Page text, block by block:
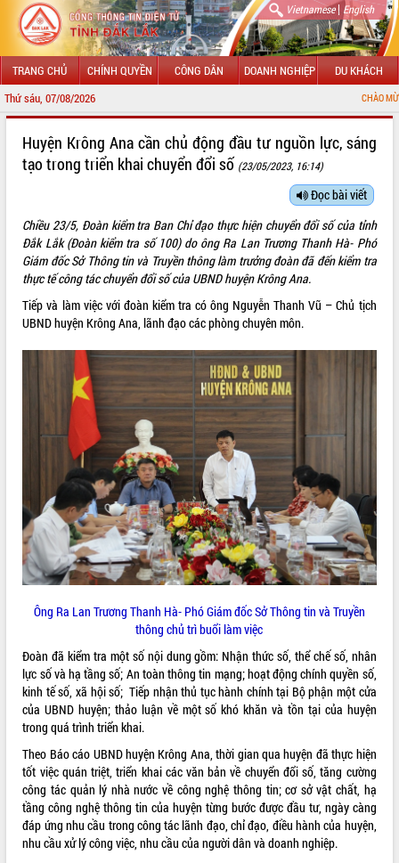
Vietnamese| English
TRANG CHỦ CHÍNH QUYỀN CÔNG DÂN DOANH NGHIỆP DU KHÁCH
Thứ sáu, 07/08/2026 CHÀO MỪNG ĐẾN VỚI CỔNG
LÃNH ĐẠO UBND TỈNH
SỞ, BAN, NGÀNH
UBND CÁC XÃ, PHƯỜNG
THÔNG TIN CHỈ ĐẠO ĐIỀU HÀNH
HỆ THỐNG VĂN BẢN
VĂN BẢN HĐND TỈNH
ĐIỂM TIN VĂN BẢN
QUY HOẠCH - KẾ HOẠCH
VIDEO
Không có file video nào để phát.
Huyện Krông Ana cần chủ động đầu tư nguồn lực, sáng
tạo trong triển khai chuyển đổi số (23/05/2023, 16:14)
Đọc bài viết
Chiều 23/5, Đoàn kiểm tra Ban Chỉ đạo thực hiện chuyển đổi số của tỉnh
Đắk Lắk (Đoàn kiểm tra số 100) do ông Ra Lan Trương Thanh Hà- Phó
Giám đốc Sở Thông tin và Truyền thông làm trưởng đoàn đã đến kiểm tra
thực tế công tác chuyển đổi số của UBND huyện Krông Ana.
Tiếp và làm việc với đoàn kiểm tra có ông Nguyễn Thanh Vũ – Chủ tịch
UBND huyện Krông Ana, lãnh đạo các phòng chuyên môn.
Ông Ra Lan Trương Thanh Hà- Phó Giám đốc Sở Thông tin và Truyền
thông chủ trì buổi làm việc
Đoàn đã kiểm tra một số nội dung gồm: Nhận thức số, thể chế số, nhân
lực số và hạ tầng số; An toàn thông tin mạng; hoạt động chính quyền số,
kinh tế số, xã hội số; Tiếp nhận thủ tục hành chính tại Bộ phận một cửa
của UBND huyện; thảo luận về một số khó khăn và tồn tại của huyện
trong quá trình triển khai.
Theo Báo cáo UBND huyện Krông Ana, thời gian qua huyện đã thực hiện
tốt việc quán triệt, triển khai các văn bản về chuyển đổi số, tăng cường
công tác quản lý nhà nước về công nghệ thông tin; cơ sở vật chất, hạ
tầng công nghệ thông tin của huyện từng bước được đầu tư, ngày càng
đáp ứng nhu cầu trong công tác lãnh đạo, chỉ đạo, điều hành của huyện,
nhu cầu xử lý công việc, nhu cầu của người dân và doanh nghiệp.